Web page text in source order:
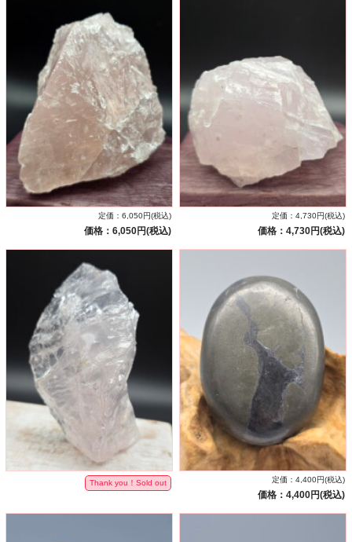
定価：6,050円(税込)
価格：6,050円(税込)
定価：4,730円(税込)
価格：4,730円(税込)
Thank you！Sold out 定価：4,400円(税込)
価格：4,400円(税込)